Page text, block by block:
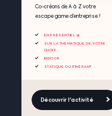
Co-créons de A à Z votre
escape game d’entreprise !
EN PRÉSENTIEL 🧺
SUR LA THÉMATIQUE DE VOTRE
CHOIX
INDOOR
STATIQUE OU ITINÉRANT
Découvrir l'activité